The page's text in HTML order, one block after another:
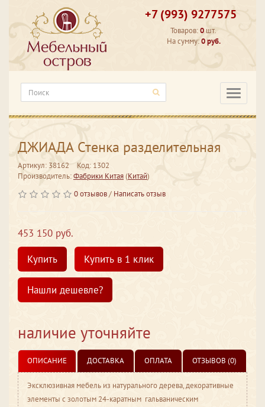
+7 (993) 9277575
Товаров:0 шт.
На сумму:0 руб.
ДЖИАДА Стенка разделительная
Артикул: 38162
Код: 1302
Производитель:Фабрики Китая(Китай)
0 отзывов/ Написать отзыв
453 150 руб.
Купить
Купить в 1 клик
Нашли дешевле?
наличие уточняйте
ОПИСАНИЕ ДОСТАВКА ОПЛАТА ОТЗЫВОВ (0)
Эксклюзивная мебель из натурального дерева, декоративные
элементы с золотым 24-каратным гальваническим